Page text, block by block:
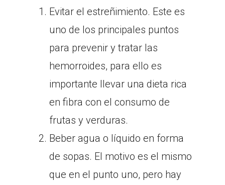
Evitar el estreñimiento. Este es
uno de los principales puntos
para prevenir y tratar las
hemorroides, para ello es
importante llevar una dieta rica
en fibra con el consumo de
frutas y verduras.
Beber agua o líquido en forma
de sopas. El motivo es el mismo
que en el punto uno, pero hay